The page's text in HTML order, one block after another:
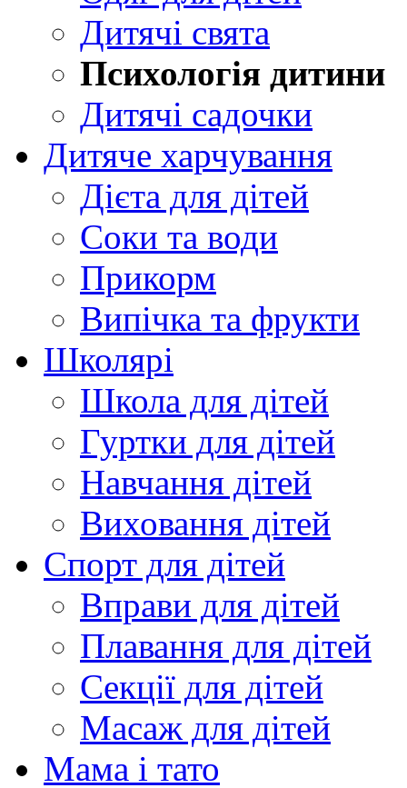
Дитячі свята
Психологія дитини
Дитячі садочки
Дитяче харчування
Дієта для дітей
Соки та води
Прикорм
Випічка та фрукти
Школярі
Школа для дітей
Гуртки для дітей
Навчання дітей
Виховання дітей
Спорт для дітей
Вправи для дітей
Плавання для дітей
Секції для дітей
Масаж для дітей
Мама і тато